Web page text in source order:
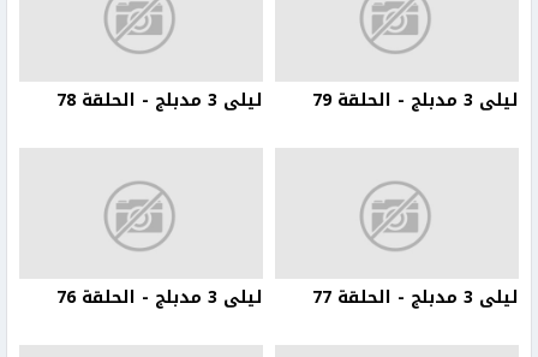
ليلى 3 مدبلج - الحلقة 79 ليلى 3 مدبلج - الحلقة 78
ليلى 3 مدبلج - الحلقة 77 ليلى 3 مدبلج - الحلقة 76